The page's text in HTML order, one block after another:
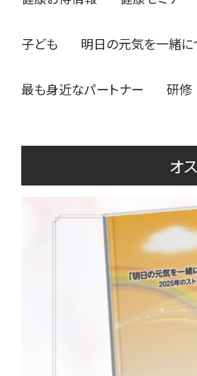
子ども 明日の元気を一緒に
最も身近なパートナー 研修
オ